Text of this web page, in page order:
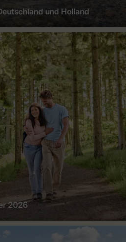
und Holland
2026